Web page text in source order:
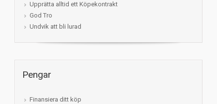
Upprätta alltid ett Köpekontrakt
God Tro
Undvik att bli lurad
Pengar
Finansiera ditt köp